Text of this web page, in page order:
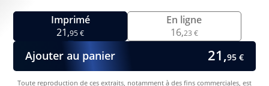
Imprimé
21,95 €
En ligne
16,23 €
Ajouter au panier 21,95 €
Toute reproduction de ces extraits, notamment à des fins commerciales, est